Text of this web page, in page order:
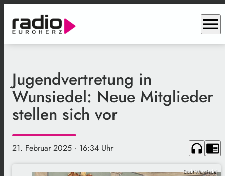
menu
Jugendvertretung in
Wunsiedel: Neue Mitglieder
stellen sich vor
21. Februar 2025 · 16:34 Uhr headphones chrome_reader_mode
Stadt Wunsiedel